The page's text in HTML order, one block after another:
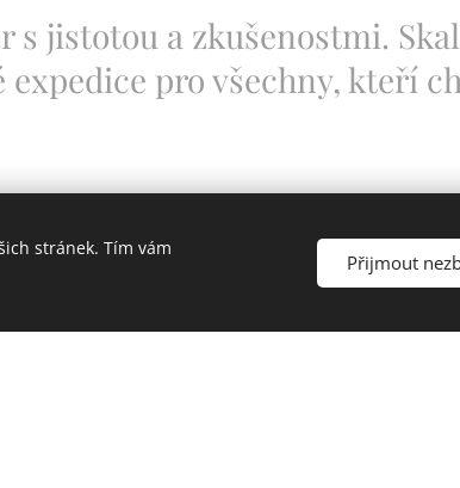
s jistotou a zkušenostmi.
expedice pro všechny, kteří
stránek. Tím vám
Přijmout